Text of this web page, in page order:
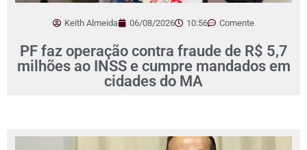
Keith Almeida 06/08/2026 10:56 Comente
PF faz operação contra fraude de R$ 5,7
milhões ao INSS e cumpre mandados em
cidades do MA